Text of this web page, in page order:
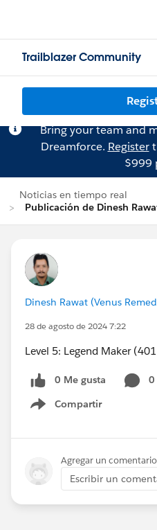
Trailblazer Community
Bring your team and
Dreamforce. Register
$999
Noticias en tiempo real
Publicación de Dinesh
Dinesh Rawat (Venus
28 de agosto de 2024 7:22
Level 5: Legend Maker
0 Me gusta
0
Compartir
Show menu
Agregar un comentario
Escribir un